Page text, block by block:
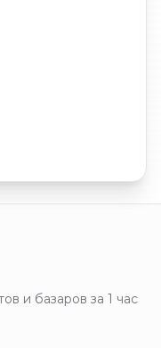
и базаров за 1 час